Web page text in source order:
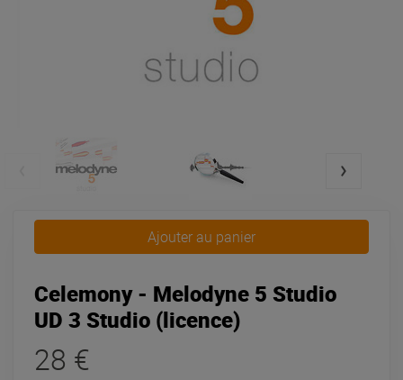
Ajouter au panier
Celemony - Melodyne 5 Studio
UD 3 Studio (licence)
28 €